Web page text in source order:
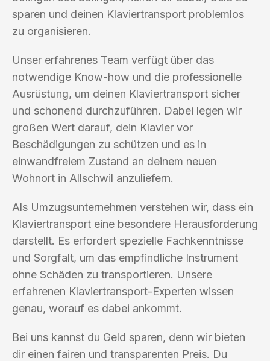
sparen und deinen Klaviertransport problemlos
zu organisieren.
Unser erfahrenes Team verfügt über das
notwendige Know-how und die professionelle
Ausrüstung, um deinen Klaviertransport sicher
und schonend durchzuführen. Dabei legen wir
großen Wert darauf, dein Klavier vor
Beschädigungen zu schützen und es in
einwandfreiem Zustand an deinem neuen
Wohnort in Allschwil anzuliefern.
Als Umzugsunternehmen verstehen wir, dass ein
Klaviertransport eine besondere Herausforderung
darstellt. Es erfordert spezielle Fachkenntnisse
und Sorgfalt, um das empfindliche Instrument
ohne Schäden zu transportieren. Unsere
erfahrenen Klaviertransport-Experten wissen
genau, worauf es dabei ankommt.
Bei uns kannst du Geld sparen, denn wir bieten
dir einen fairen und transparenten Preis. Du